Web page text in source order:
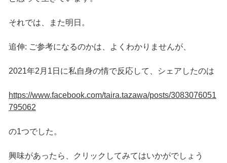
それでは、また明日。
追伸: ご参考になるのかは、よくわかりませんが、
2021年2月1日に私自身の情で反応して、シェアしたのは
https://www.facebook.com/taira.tazawa/posts/3083076051
795062
の1つでした。
興味があったら、クリックしてみてはいかがでしょう